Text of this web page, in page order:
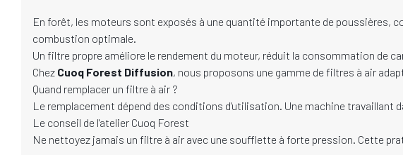
En forêt, les moteurs sont exposés à une quantité importante de poussières,
combustion optimale.
Un filtre propre améliore le rendement du moteur, réduit la consommation de
Chez Cuoq Forest Diffusion, nous proposons une gamme de filtres à air
Quand remplacer un filtre à air ?
Le remplacement dépend des conditions d'utilisation. Une machine
Le conseil de l'atelier Cuoq Forest
Ne nettoyez jamais un filtre à air avec une soufflette à forte pression. Cette